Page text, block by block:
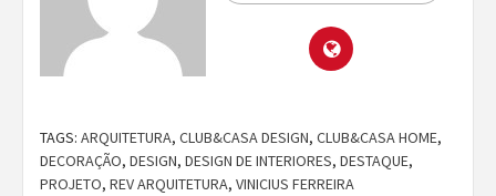
TAGS: ARQUITETURA, CLUB&CASA DESIGN, CLUB&CASA HOME,
DECORAÇÃO, DESIGN, DESIGN DE INTERIORES, DESTAQUE,
PROJETO, REV ARQUITETURA, VINICIUS FERREIRA